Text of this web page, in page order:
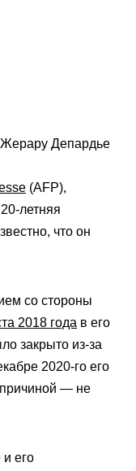
Жерару Депардье
(AFP),
летняя
что он
со стороны
2018 года в его
закрыто из-за
2020-го его
— не
его